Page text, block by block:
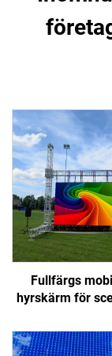
Fullfärgs
hyrskärm för
visuella